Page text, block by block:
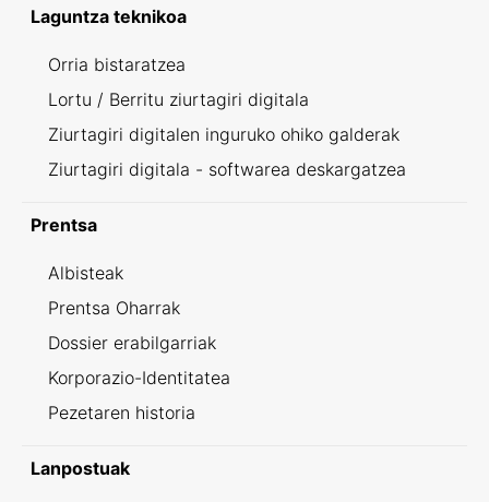
Laguntza teknikoa
Orria bistaratzea
Lortu / Berritu ziurtagiri digitala
Ziurtagiri digitalen inguruko ohiko galderak
Ziurtagiri digitala - softwarea deskargatzea
Prentsa
Albisteak
Prentsa Oharrak
Dossier erabilgarriak
Korporazio-Identitatea
Pezetaren historia
Lanpostuak